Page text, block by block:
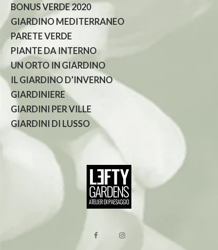
BONUS VERDE 2020
GIARDINO MEDITERRANEO
PARETE VERDE
PIANTE DA INTERNO
UN ORTO IN GIARDINO
IL GIARDINO D’INVERNO
GIARDINIERE
GIARDINI PER VILLE
GIARDINI DI LUSSO